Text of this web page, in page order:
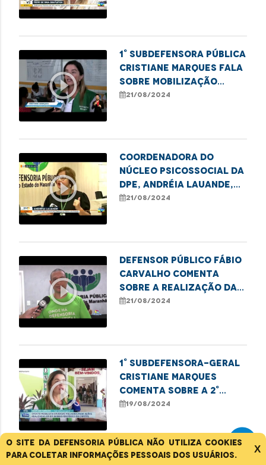
O site da Defensoria Pública não utiliza cookies
para coletar informações pessoais dos usuários.
X
play_circle_outline
1° Subdefensora Pública
Cristiane Marques fala
sobre mobilização
realizada na Cidade
21/08/2024
play_circle_outline
Coordenadora do
Núcleo Psicossocial da
DPE, Andréia Lauande,
fala sobre a população
21/08/2024
play_circle_outline
Defensor público Fábio
Carvalho comenta
sobre a realização da
edição do programa
21/08/2024
play_circle_outline
1° Subdefensora-geral
Cristiane Marques
comenta sobre a 2°
edição do projeto Te
19/08/2024